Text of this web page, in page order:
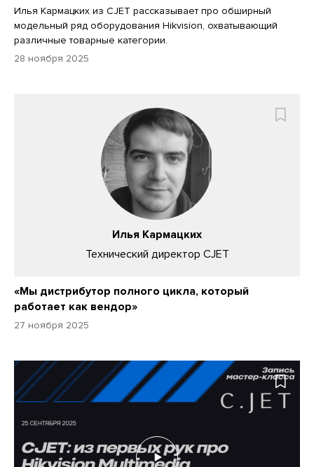
Илья Кармацких из CJET рассказывает про обширный
модельный ряд оборудования Hikvision, охватывающий
различные товарные категории.
28 ноября 2025
Илья Кармацких
Технический директор CJET
«Мы дистрибутор полного цикла, который
работает как вендор»
27 ноября 2025